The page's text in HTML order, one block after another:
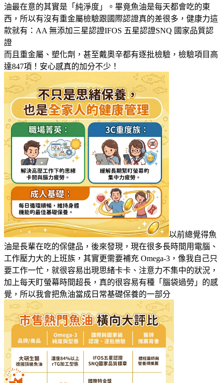
油最在意的其實是「純淨度」。畢竟魚油是每天都會吃的東
西，所以有沒有重金屬檢驗跟國際認證真的差很多，健康力這
款就有：AA 無添加三星認證IFOS 五星認證SNQ 國家品質認
證
而且重金屬、塑化劑，甚至戴奧辛都有逐批檢驗，檢驗項目高
達847項！安心感真的加分不少！
以前總覺得魚
油是長輩在吃的保健品，後來發現，現在很多長時間用電腦、
工作壓力大的上班族，其實更需要補充 Omega-3，像我自己只
要工作一忙，就很容易出現思緒卡卡、注意力不集中的狀況，
加上每天盯螢幕時間超長，真的很容易有種「腦袋過勞」的感
覺，所以我會把魚油當成日常基礎保養的一部分